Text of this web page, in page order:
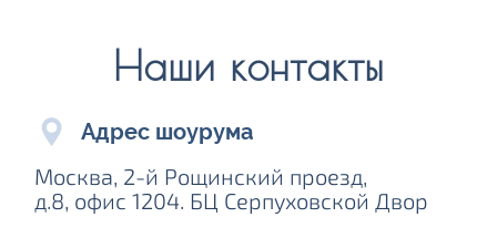
Наши контакты
Адрес шоурума
Москва, 2-й Рощинский проезд,
д.8, офис 1204. БЦ Серпуховской Двор